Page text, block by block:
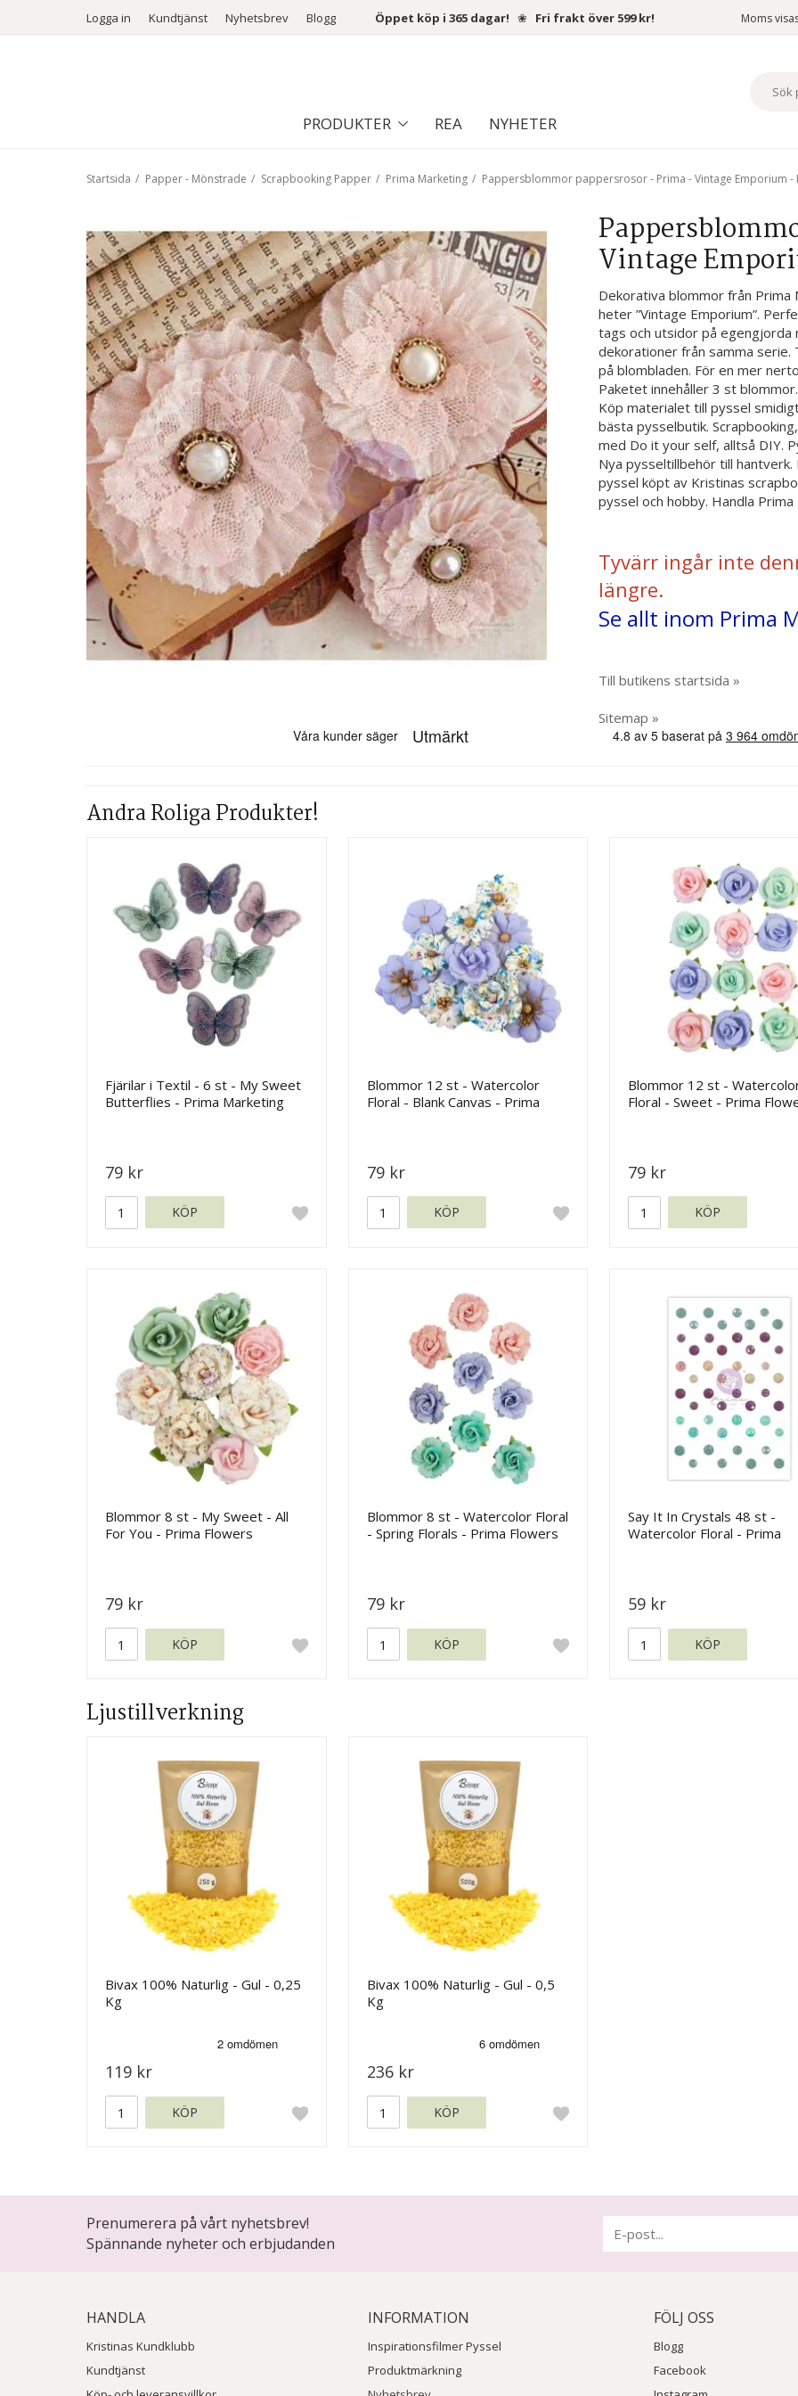
Logga in Kundtjänst Nyhetsbrev Blogg Öppet köp i 365 dagar! ❀ Fri frakt över 599 kr! Moms
PRODUKTER REA NYHETER
Startsida / Papper - Mönstrade / Scrapbooking Papper / Prima Marketing / Pappersblommor pappersrosor - Prima - Vintage Emporium -
Vintage
Dekorativa blommor från Prima
heter ”Vintage Emporium”.
tags och utsidor på egengjorda
dekorationer från samma
på blombladen. För en mer
Paketet innehåller 3 st
Köp materialet till pyssel
bästa pysselbutik.
med Do it your self, alltså DIY.
Nya pysseltillbehör till
pyssel köpt av Kristinas
pyssel och hobby. Handla
Tyvärr ingår inte
längre.
Se allt inom Prima
Till butikens startsida »
Sitemap »
Andra Roliga Produkter!
Fjärilar i Textil - 6 st - My Sweet
Butterflies - Prima Marketing
79 kr
KÖP
Blommor 12 st - Watercolor
Floral - Blank Canvas - Prima
79 kr
KÖP
Blommor 12 st -
Floral - Sweet - Prima
79 kr
KÖP
Blommor 8 st - My Sweet - All
For You - Prima Flowers
79 kr
KÖP
Blommor 8 st - Watercolor Floral
- Spring Florals - Prima Flowers
79 kr
KÖP
Say It In Crystals 48 st -
Watercolor Floral - Prima
59 kr
KÖP
Ljustillverkning
Bivax 100% Naturlig - Gul - 0,25
Kg
119 kr
KÖP
Bivax 100% Naturlig - Gul - 0,5
Kg
236 kr
KÖP
Prenumerera på vårt nyhetsbrev!
Spännande nyheter och erbjudanden
HANDLA
Kristinas Kundklubb
Kundtjänst
INFORMATION
Inspirationsfilmer Pyssel
Produktmärkning
FÖLJ OSS
Blogg
Facebook